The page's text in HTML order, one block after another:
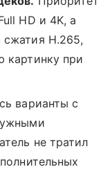
HD и 4K, а
H.265,
картинку при
варианты с
не тратил